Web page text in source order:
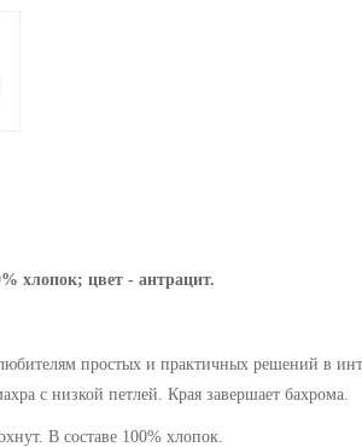
хлопок; цвет - антрацит.
простых и практичных решений в
с низкой петлей. Края завершает бахрома.
В составе 100% хлопок.